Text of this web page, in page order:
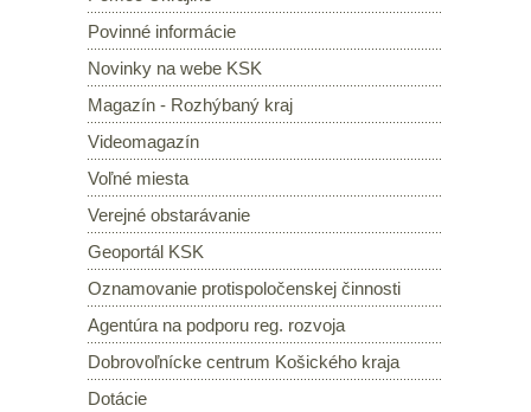
Povinné informácie
Novinky na webe KSK
Magazín - Rozhýbaný kraj
Videomagazín
Voľné miesta
Verejné obstarávanie
Geoportál KSK
Oznamovanie protispoločenskej činnosti
Agentúra na podporu reg. rozvoja
Dobrovoľnícke centrum Košického kraja
Dotácie